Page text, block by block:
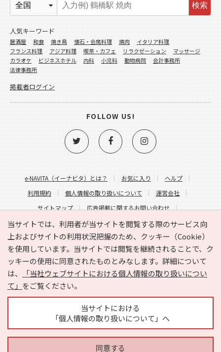
当サイトでは、利用者が当サイトを閲覧する際のサービス向
上およびサイトの利用状況把握のため、クッキー（Cookie）
を使用しています。当サイトでは閲覧を継続されることで、ク
ッキーの使用に同意されたものとみなします。詳細について
は、
「当社ウェブサイトにおける個人情報の取り扱いについ
て」 をご覧ください。
当サイトにおける
「個人情報の取り扱いについて」へ
同意する
e-NAVITA（イーナビタ）とは？ お気に入り
ヘルプ
利用規約
個人情報の取り扱いについて
運営会社
サイトマップ
広告掲載に関するお問い合わせ
サイトの内容に関するお問い合わせ
検索
人気キーワード
居酒屋 和食 焼き鳥 懐石・会席料理 焼肉
イタリア料理
フランス料理
アジア料理 喫茶・カフェ リラクゼーション
マッサージ
カラオケ
ビジネスホテル 内科 小児科 動物病院
会計事務所
法律事務所
掲載者ログイン
FOLLOW US!
Copyright © HYOJITO.Co.,Ltd. All Rights Reserved.